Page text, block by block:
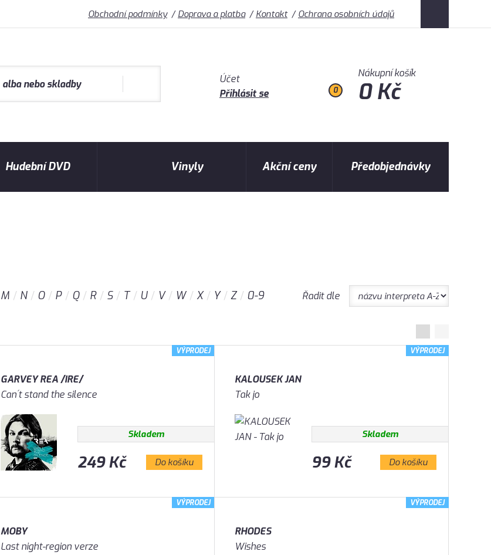
Obchodní podmínky Doprava a platba Kontakt Ochrana osobních údajů
Účet
Přihlásit se
0
Nákupní košík
0 Kč
Hudební DVD Vinyly Akční ceny Předobjednávky
M N O P Q R S T U V W X Y Z 0-9 Řadit dle
GARVEY REA /IRE/
Can´t stand the silence
Skladem
249 Kč Do košíku
VÝPRODEJ
KALOUSEK JAN
Tak jo
Skladem
99 Kč Do košíku
VÝPRODEJ
MOBY
Last night-region verze
VÝPRODEJ
RHODES
Wishes
VÝPRODEJ